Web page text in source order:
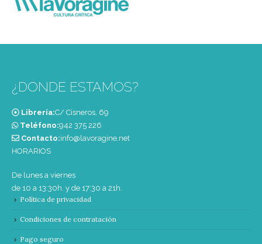
¿DONDE ESTAMOS?
Librería:C/ Cisneros, 69
Teléfono:‭942 375 226‬
Contacto:info@lavoragine.net
HORARIOS
De lunes a viernes
de 10 a 13:30h. y de 17:30 a 21h.
Política de privacidad
Condiciones de contratación
Pago seguro